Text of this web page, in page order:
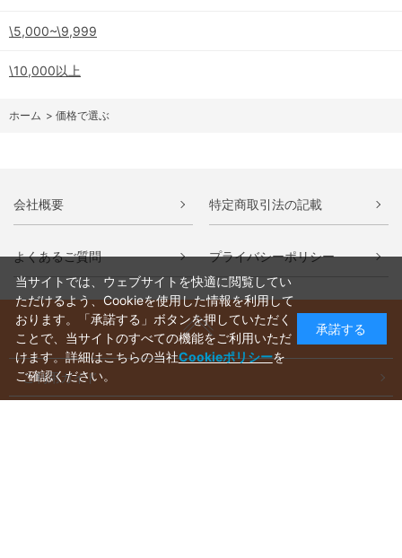
\5,000~\9,999
\10,000以上
ホーム > 価格で選ぶ
会社概要 特定商取引法の記載
よくあるご質問 プライバシーポリシー
ご利用ガイド
当サイトでは、ウェブサイトを快適に閲覧してい
ただけるよう、Cookieを使用した情報を利用して
おります。「承諾する」ボタンを押していただく
ことで、当サイトのすべての機能をご利用いただ
けます。詳細はこちらの当社Cookieポリシーを
ご確認ください。
承諾する